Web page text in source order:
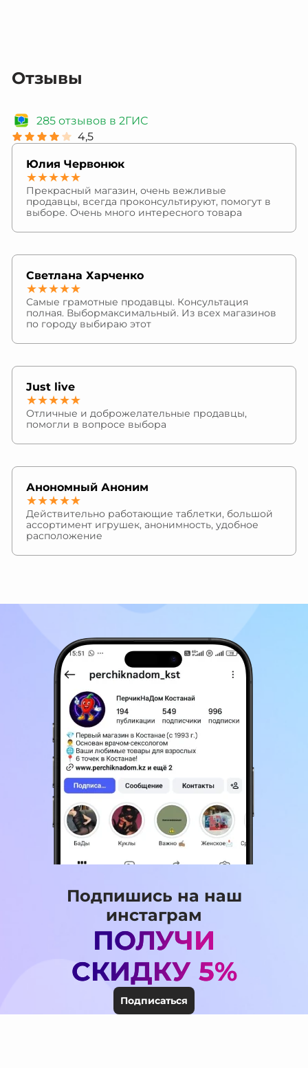
Отзывы
285 отзывов в 2ГИС
4,5
Юлия Червонюк
★★★★★
Прекрасный магазин, очень вежливые
продавцы, всегда проконсультируют, помогут в
выборе. Очень много интересного товара
Светлана Харченко
★★★★★
Самые грамотные продавцы. Консультация
полная. Выбормаксимальный. Из всех магазинов
по городу выбираю этот
Just live
★★★★★
Отличные и доброжелательные продавцы,
помогли в вопросе выбора
Анономный Аноним
★★★★★
Действительно работающие таблетки, большой
ассортимент игрушек, анонимность, удобное
расположение
Подпишись на наш
инстаграм
ПОЛУЧИ
СКИДКУ 5%
Подписаться